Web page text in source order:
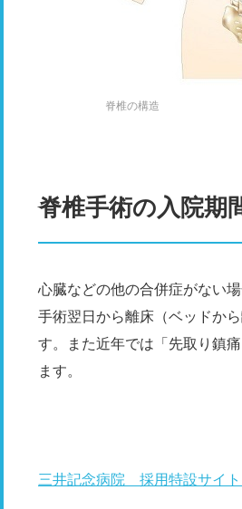
脊椎の構造
脊椎手術の入院期
心臓などの他の合併症がない
手術翌日から離床（ベッドか
す。また近年では「先取り鎮
ます。
三井記念病院 採用特設サイト